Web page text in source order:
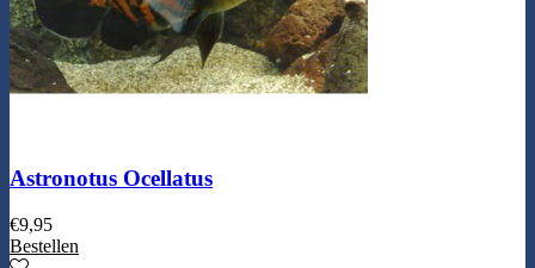
Astronotus Ocellatus
€9,95
Bestellen